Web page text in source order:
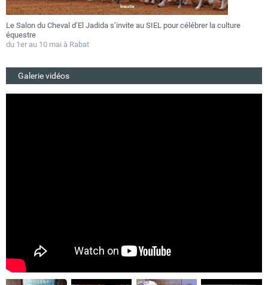
Le Salon du Cheval d’El Jadida s’invite au SIEL pour célébrer la culture
équestre
du 1er au 10 mai à Rabat
Galerie vidéos